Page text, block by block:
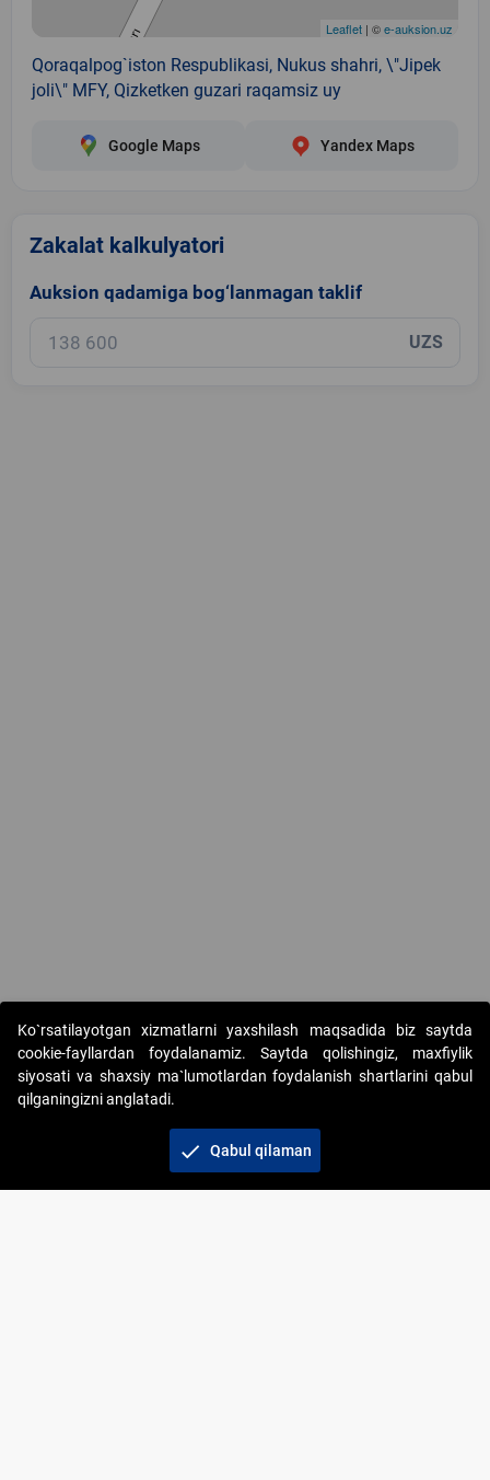
Leaflet | ©e-auksion.uz
Qoraqalpog`iston Respublikasi, Nukus shahri, \"Jipek
joli\" MFY, Qizketken guzari raqamsiz uy
Google Maps Yandex Maps
Zakalat kalkulyatori
Auksion qadamiga bog‘lanmagan taklif
UZS
Copyright © 2017-2026. "Elektron onlayn-auksionlarni
tashkil etish" AJ. Barcha huquqlar himoyalangan
Ko`rsatilayotgan xizmatlarni yaxshilash maqsadida biz saytda
cookie-fayllardan foydalanamiz. Saytda qolishingiz, maxfiylik
siyosati va shaxsiy ma`lumotlardan foydalanish shartlarini qabul
qilganingizni anglatadi.
check Qabul qilaman